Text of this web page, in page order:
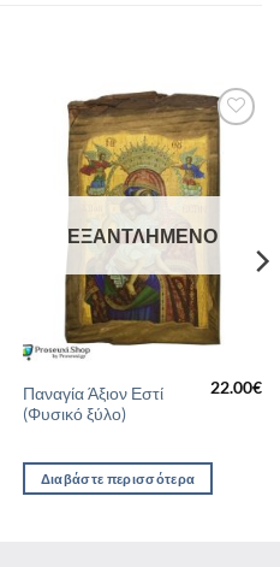
Προσθήκη
στη Λίστα
Επιθυμιών
ΕΞΑΝΤΛΗΜΈΝΟ
Παναγία Άξιον Εστί
(Φυσικό ξύλο)
22.00€
Διαβάστε περισσότερα